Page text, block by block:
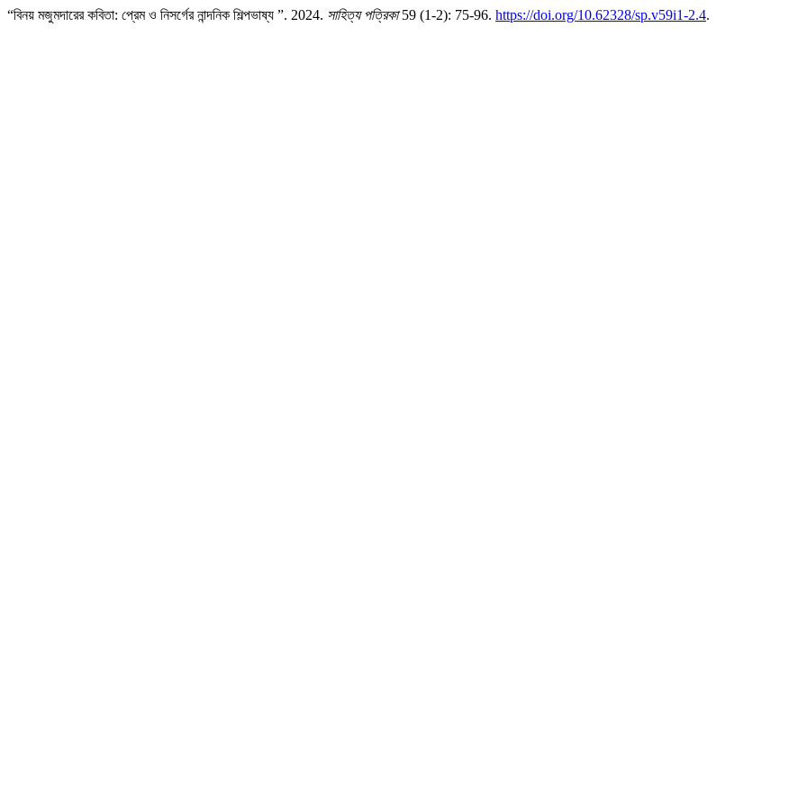
“বিনয় মজুমদারের কবিতা: প্রেম ও নিসর্গের নান্দনিক শিল্পভাষ্য ”. 2024. সাহিত্য পত্রিকা59 (1-2): 75-96. https://doi.org/10.62328/sp.v59i1-2.4.